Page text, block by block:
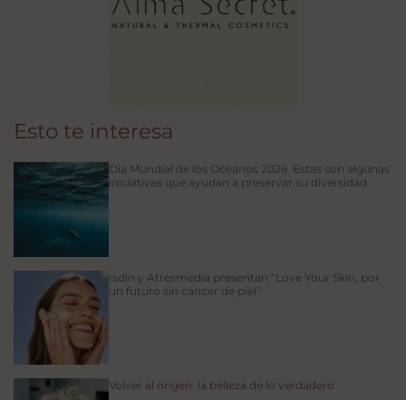
Esto te interesa
Día Mundial de los Océanos 2026. Estas son algunas
iniciativas que ayudan a preservar su diversidad
Isdin y Atresmedia presentan “Love Your Skin, por
un futuro sin cáncer de piel”
Volver al origen: la belleza de lo verdadero